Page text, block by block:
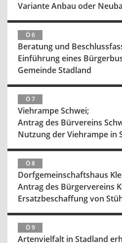
Variante Anbau oder
Ö 6
Beratung und
Einführung eines
Gemeinde Stadland
Ö 7
Viehrampe Schwei;
Antrag des Bürvereins
Nutzung der Viehrampe in
Ö 8
Dorfgemeinschaftshaus
Antrag des Bürgervereins
Ersatzbeschaffung von
Ö 9
Artenvielfalt in Stadland